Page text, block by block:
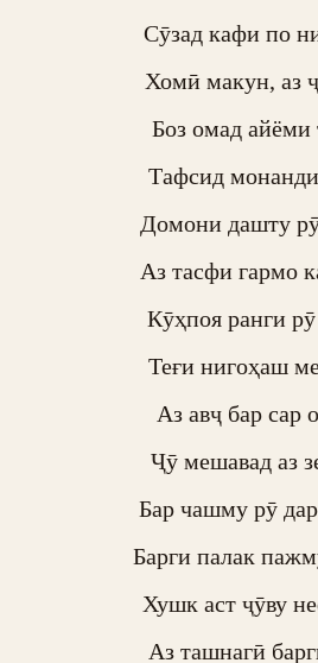
Сӯзад кафи по
Хомӣ макун, аз
Боз омад айёми
Тафсид
Домони дашту
Аз тасфи гармо
Кӯҳпоя ранги
Теғи нигоҳаш
Аз авҷ бар сар
Ҷӯ мешавад аз
Бар чашму рӯ
Барги палак
Хушк аст ҷӯву
Аз ташнагӣ